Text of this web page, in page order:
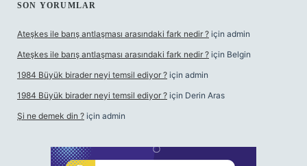
SON YORUMLAR
Ateşkes ile barış antlaşması arasındaki fark nedir ? için admin
Ateşkes ile barış antlaşması arasındaki fark nedir ? için Belgin
1984 Büyük birader neyi temsil ediyor ? için admin
1984 Büyük birader neyi temsil ediyor ? için Derin Aras
Şi ne demek din ? için admin